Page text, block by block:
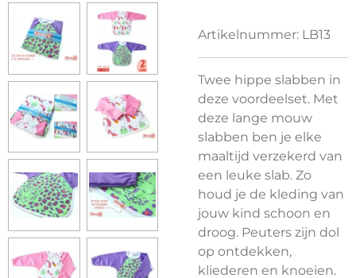
Artikelnummer: LB13
Twee hippe slabben in
deze voordeelset. Met
deze lange mouw
slabben ben je elke
maaltijd verzekerd van
een leuke slab. Zo
houd je de kleding van
jouw kind schoon en
droog. Peuters zijn dol
op ontdekken,
kliederen en knoeien.